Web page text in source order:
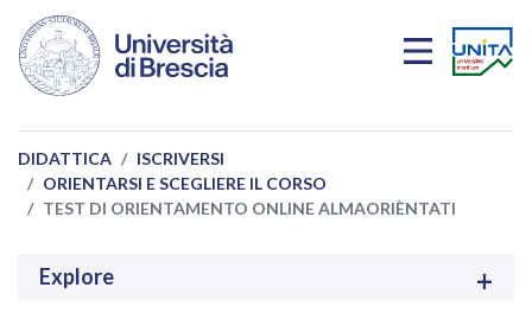
Salta al contenuto principale
DIDATTICA
ISCRIVERSI
ORIENTARSI E SCEGLIERE IL CORSO
TEST DI ORIENTAMENTO ONLINE ALMAORIÈNTATI
Explore